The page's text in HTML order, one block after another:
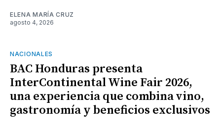
ELENA MARÍA CRUZ
agosto 4, 2026
NACIONALES
BAC Honduras presenta
InterContinental Wine Fair 2026,
una experiencia que combina vino,
gastronomía y beneficios exclusivos